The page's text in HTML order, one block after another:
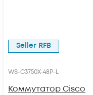
Seller RFB
WS-C3750X-48P-L
Коммутатор Cisco